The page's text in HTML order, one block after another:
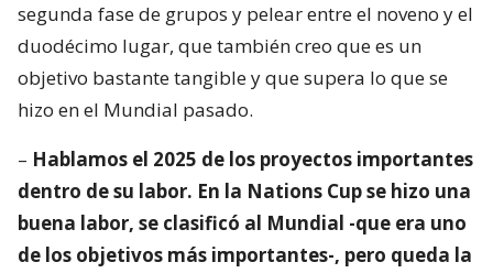
segunda fase de grupos y pelear entre el noveno y el
duodécimo lugar, que también creo que es un
objetivo bastante tangible y que supera lo que se
hizo en el Mundial pasado.
– Hablamos el 2025 de los proyectos importantes
dentro de su labor. En la Nations Cup se hizo una
buena labor, se clasificó al Mundial -que era uno
de los objetivos más importantes-, pero queda la